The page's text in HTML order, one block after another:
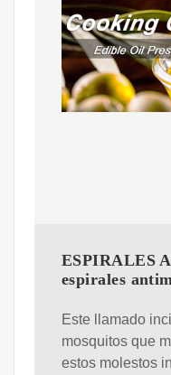
ESPIRALES
espirales
Este llamado
mosquitos que
estos molestos